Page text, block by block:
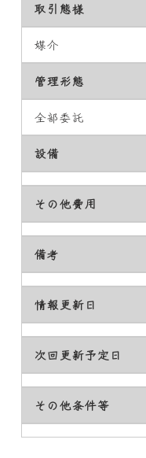
取引態様
媒介
管理形態
全部委託
設備
その他費用
備考
情報更新日
次回更新予定日
その他条件等